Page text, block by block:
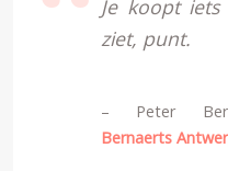
Je koopt
ziet, punt.
– Peter
Bernaerts